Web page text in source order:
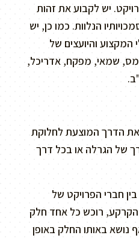
יש לקבוע את זהות
הנלוות. כמו כן, יש
והיועצים של
מס, שמאי, מפקח, אדריכל,
את הדרך המוצעת לחלוקת
של הגרלה או בכל דרך
חברי הפרויקט של
הקרקע, רוכש כל אחד חלק
נושא באותו החלק באופן